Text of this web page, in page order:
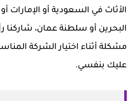
الأثاث في السعودية أو الإمارات
البحرين أو سلطنة عمان، شاركنا
مشكلة أثناء اختيار الشركة
عليك بنفسي.